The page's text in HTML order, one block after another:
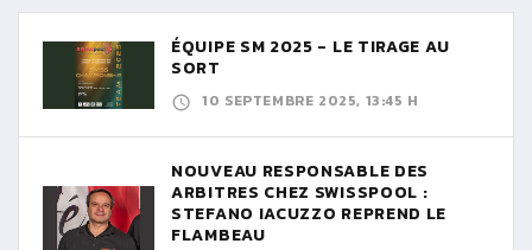
ÉQUIPE SM 2025 - LE TIRAGE AU
SORT
10 SEPTEMBRE 2025, 13:45 H
NOUVEAU RESPONSABLE DES
ARBITRES CHEZ SWISSPOOL :
STEFANO IACUZZO REPREND LE
FLAMBEAU